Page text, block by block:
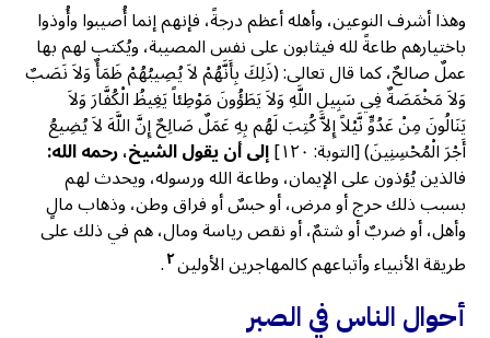
وهذا أشرف النوعين، وأهله أعظم درجةً، فإنهم إنما أُصيبوا وأُوذوا
باختيارهم طاعةً لله فيثابون على نفس المصيبة، ويُكتب لهم بها
عملٌ صالحٌ، كما قال تعالى: (ذَلِكَ بِأَنَّهُمْ لاَ يُصِيبُهُمْ ظَمَأٌ وَلاَ نَصَبٌ
وَلاَ مَخْمَصَةٌ فِي سَبِيلِ اللَّهِ وَلاَ يَطَؤُونَ مَوْطِئاً يَغِيظُ الْكُفَّارَ وَلاَ
يَنَالُونَ مِنْ عَدُوٍّ نَّيْلاً إِلاَّ كُتِبَ لَهُم بِهِ عَمَلٌ صَالِحٌ إِنَّ اللَّهَ لاَ يُضِيعُ
أَجْرَ الْمُحْسِنِينَ) [التوبة: ١٢٠] إلى أن يقول الشيخ، رحمه الله:
فالذين يُؤذون على الإيمان، وطاعة الله ورسوله، ويحدث لهم
بسبب ذلك حرج أو مرض، أو حبسٌ أو فراق وطن، وذهاب مالٍ
وأهل، أو ضربٌ أو شتمٌ، أو نقص رياسة ومال، هم في ذلك على
طريقة الأنبياء وأتباعهم كالمهاجرين الأولين٢.
أحوال الناس في الصبر